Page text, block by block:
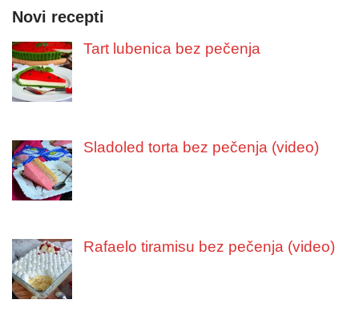
Novi recepti
Tart lubenica bez pečenja
Sladoled torta bez pečenja (video)
Rafaelo tiramisu bez pečenja (video)